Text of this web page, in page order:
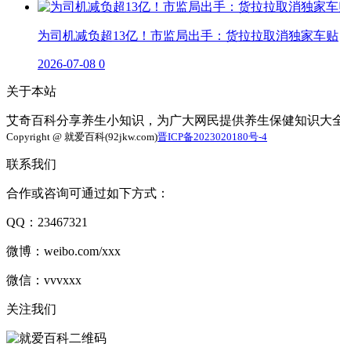
为司机减负超13亿！市监局出手：货拉拉取消独家车贴
2026-07-08 0
关于本站
艾奇百科分享养生小知识，为广大网民提供养生保健知识大
Copyright @ 就爱百科(92jkw.com)晋ICP备2023020180号-4
联系我们
合作或咨询可通过如下方式：
QQ：23467321
微博：weibo.com/xxx
微信：vvvxxx
关注我们